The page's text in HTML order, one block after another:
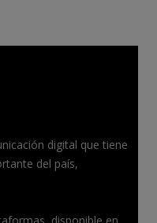
digital que tiene
del país,